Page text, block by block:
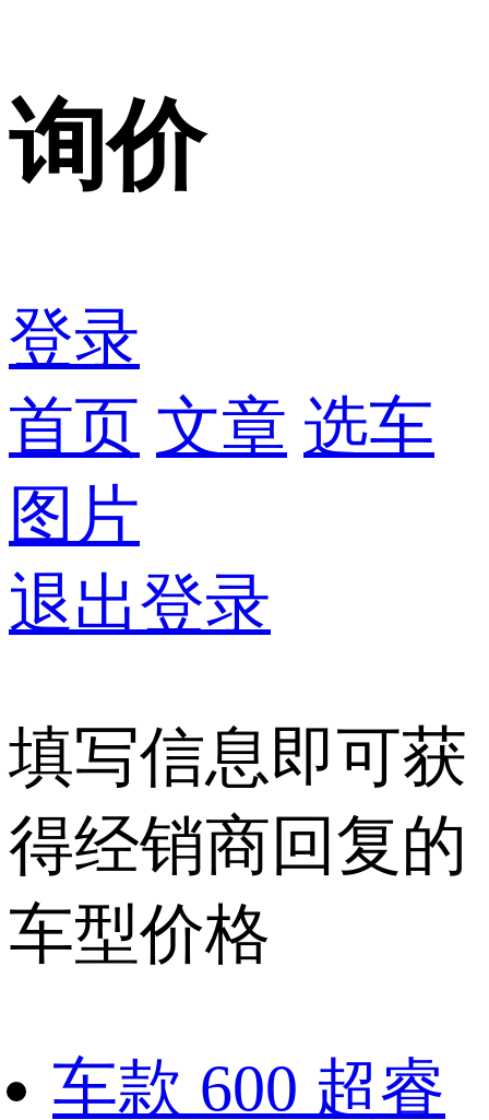
询价
登录
首页 文章 选车
图片
退出登录
填写信息即可获
得经销商回复的
车型价格
车款 600 超睿